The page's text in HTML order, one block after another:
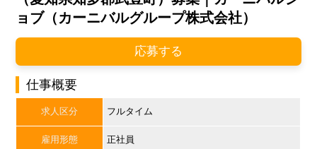
ョブ（カーニバルグループ株式会社）
応募する
仕事概要
求人区分 フルタイム
雇用形態 正社員